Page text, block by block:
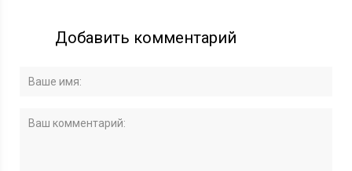
Добавить комментарий